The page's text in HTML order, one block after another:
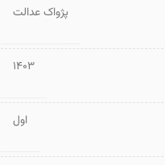
پژواک عدالت
1403
اول